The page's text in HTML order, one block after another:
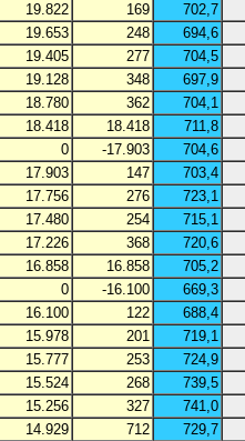
19.822 169
702,7
19.653 248
694,6
19.405 277
704,5
19.128 348
697,9
18.780 362
704,1
18.418 18.418
711,8
0 -17.903
704,6
17.903 147
703,4
17.756 276
723,1
17.480 254
715,1
17.226 368
720,6
16.858 16.858
705,2
0 -16.100
669,3
16.100 122
688,4
15.978 201
719,1
15.777 253
724,9
15.524 268
739,5
15.256 327
741,0
14.929 712
729,7